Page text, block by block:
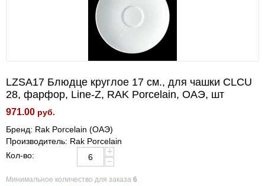
LZSA17 Блюдце круглое 17 см., для чашки CLCU
28, фарфор, Line-Z, RAK Porcelain, ОАЭ, шт
971.00 руб.
Бренд: Rak Porcelain (ОАЭ)
Производитель: Rak Porcelain
Кол-во:
+
−
Минимальное количество для заказа 6.